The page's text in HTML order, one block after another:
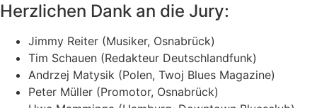
Herzlichen Dank an die Jury:
Jimmy Reiter (Musiker, Osnabrück)
Tim Schauen (Redakteur Deutschlandfunk)
Andrzej Matysik (Polen, Twoj Blues Magazine)
Peter Müller (Promotor, Osnabrück)